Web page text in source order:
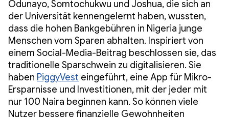
Odunayo, Somtochukwu und Joshua, die sich an
der Universität kennengelernt haben, wussten,
dass die hohen Bankgebühren in Nigeria junge
Menschen vom Sparen abhalten. Inspiriert von
einem Social-Media-Beitrag beschlossen sie, das
traditionelle Sparschwein zu digitalisieren. Sie
haben PiggyVest eingeführt, eine App für Mikro-
Ersparnisse und Investitionen, mit der jeder mit
nur 100 Naira beginnen kann. So können viele
Nutzer bessere finanzielle Gewohnheiten